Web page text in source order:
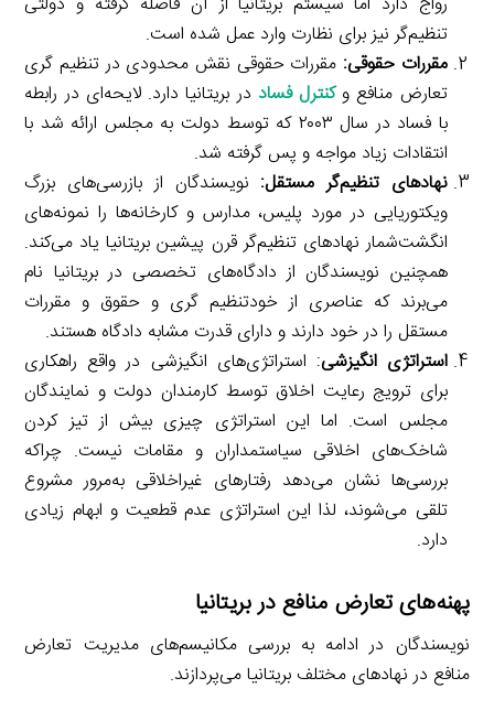
تنظیم‌گر نیز برای نظارت وارد عمل شده است.
مقررات حقوقی: مقررات حقوقی نقش محدودی در تنظیم گری
تعارض منافع وکنترل فساد در بریتانیا دارد. لایحه‌ای در رابطه
با فساد در سال ۲۰۰۳ که توسط دولت به مجلس ارائه شد با
انتقادات زیاد مواجه و پس گرفته شد.
نهادهای تنظیم‌گر مستقل: نویسندگان از بازرسی‌های بزرگ
ویکتوریایی در مورد پلیس، مدارس و کارخانه‌ها را نمونه‌های
انگشت‌شمار نهادهای تنظیم‌گر قرن پیشین بریتانیا یاد می‌کند.
همچنین نویسندگان از دادگاه‌های تخصصی در بریتانیا نام
می‌برند که عناصری از خودتنظیم گری و حقوق و مقررات
مستقل را در خود دارند و دارای قدرت مشابه دادگاه هستند.
استراتژی انگیزشی: استراتژی‌های انگیزشی در واقع راهکاری
برای ترویج رعایت اخلاق توسط کارمندان دولت و نمایندگان
مجلس است. اما این استراتژی چیزی بیش از تیز کردن
شاخک‌های اخلاقی سیاستمداران و مقامات نیست. چراکه
بررسی‌ها نشان می‌دهد رفتارهای غیراخلاقی به‌مرور مشروع
تلقی می‌شوند، لذا این استراتژی عدم قطعیت و ابهام زیادی
دارد.
پهنه‌های تعارض منافع در بریتانیا
نویسندگان در ادامه به بررسی مکانیسم‌های مدیریت تعارض
منافع در نهادهای مختلف بریتانیا می‌پردازند.